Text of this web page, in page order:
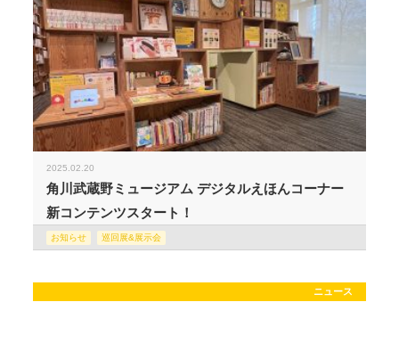
2025.02.20
角川武蔵野ミュージアム デジタルえほんコーナー
新コンテンツスタート！
お知らせ 巡回展&展示会
ニュース